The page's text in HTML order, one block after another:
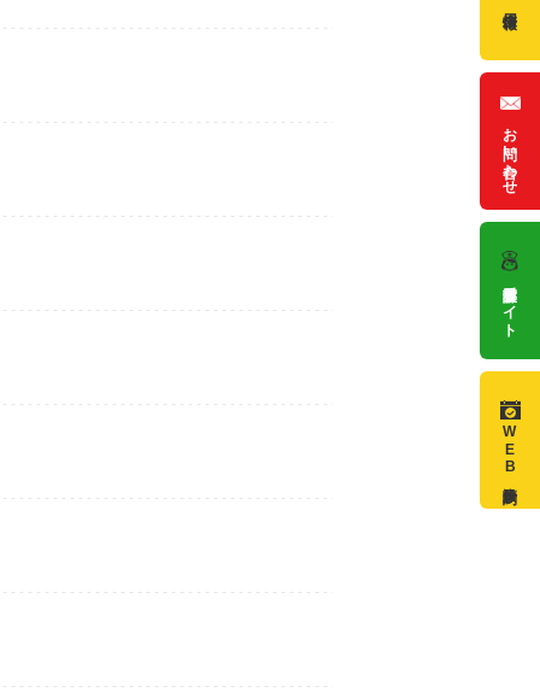
お問い合わせ
看護部サイト
WEB診療予約